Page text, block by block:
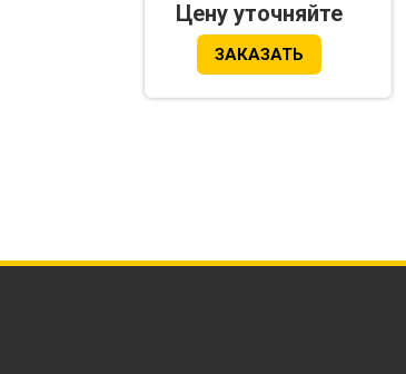
Цену уточняйте
ЗАКАЗАТЬ